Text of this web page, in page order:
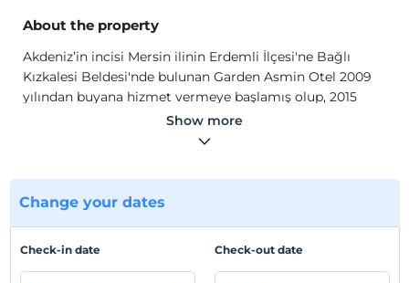
About the property
Akdeniz’in incisi Mersin ilinin Erdemli İlçesi'ne Bağlı
Kızkalesi Beldesi'nde bulunan Garden Asmin Otel 2009
yılından buyana hizmet vermeye başlamış olup, 2015
yılında tamamıyla yenilenmiş olarak iş ve tatil amaçlı
gelen siz değerli misafirlerine alışılmışın dışında
çabasındadır.
Her biri birbirinden özenle dekore edilmiş ve döşenmiş
olarak siz değerli misafirlerine eviniz konforunu
aratmayacak şekilde tasarlanmıştır. Odalarımızın
Show more
Change your dates
Check-in date Check-out date